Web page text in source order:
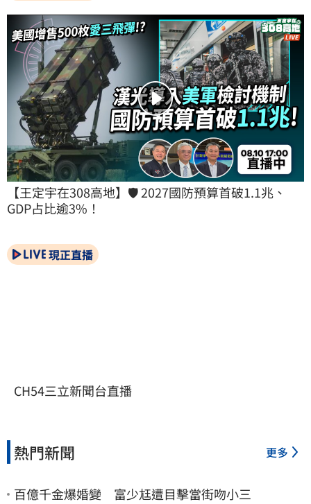
【王定宇在308高地】🛡️ 2027國防預算首破1.1兆、
GDP占比逾3%！
現正直播
CH54三立新聞台直播
熱門新聞 更多
百億千金爆婚變 富少尪遭目擊當街吻小三